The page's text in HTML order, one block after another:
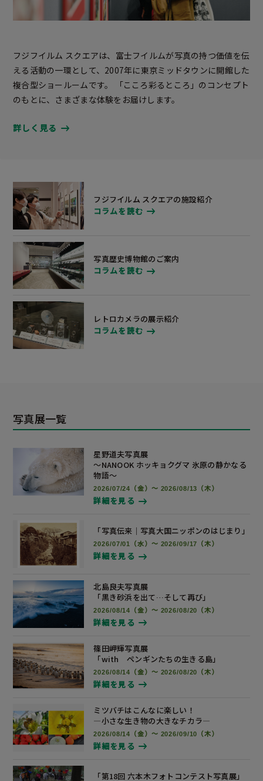
フジフイルム スクエアは、富士フイルムが写真の持つ価値を伝
える活動の一環として、2007年に東京ミッドタウンに開館した
複合型ショールームです。 「こころ彩るところ」のコンセプト
のもとに、さまざまな体験をお届けします。
詳しく見る
フジフイルム スクエアの施設紹介
コラムを読む
写真歴史博物館のご案内
コラムを読む
レトロカメラの展示紹介
コラムを読む
写真展一覧
星野道夫写真展
～NANOOK ホッキョクグマ 氷原の静かなる
物語～
2026/07/24（金）～ 2026/08/13（木）
詳細を見る
「写真伝来｜写真大国ニッポンのはじまり」
2026/07/01（水）～ 2026/09/17（木）
詳細を見る
北島良夫写真展
「黒き砂浜を出て…そして再び」
2026/08/14（金）～ 2026/08/20（木）
詳細を見る
篠田岬輝写真展
「with ペンギンたちの生きる島」
2026/08/14（金）～ 2026/08/20（木）
詳細を見る
ミツバチはこんなに楽しい！
―小さな生き物の大きなチカラ―
2026/08/14（金）～ 2026/09/10（木）
詳細を見る
「第18回 六本木フォトコンテスト写真展」